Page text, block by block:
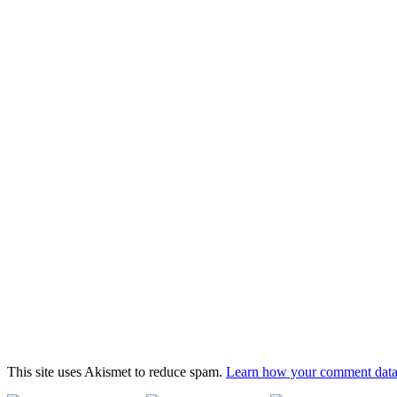
This site uses Akismet to reduce spam. Learn how your comment